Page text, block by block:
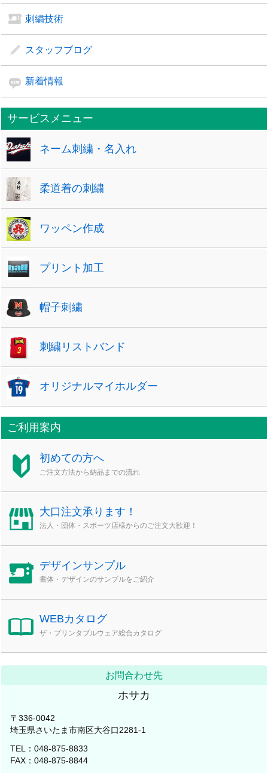
刺繍技術
スタッフブログ
新着情報
サービスメニュー
ネーム刺繍・名入れ
柔道着の刺繍
ワッペン作成
プリント加工
帽子刺繍
刺繍リストバンド
オリジナルマイホルダー
ご利用案内
初めての方へ
ご注文方法から納品までの流れ
大口注文承ります！
法人・団体・スポーツ店様からのご注文大歓迎！
デザインサンプル
書体・デザインのサンプルをご紹介
WEBカタログ
ザ・プリンタブルウェア総合カタログ
お問合わせ先
ホサカ
〒336-0042
埼玉県さいたま市南区大谷口2281-1
TEL：048-875-8833
FAX：048-875-8844